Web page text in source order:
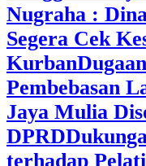
Nugraha :
Segera Cek
Kurban
Pembebasan
Jaya Mulia
DPRD
terhadap